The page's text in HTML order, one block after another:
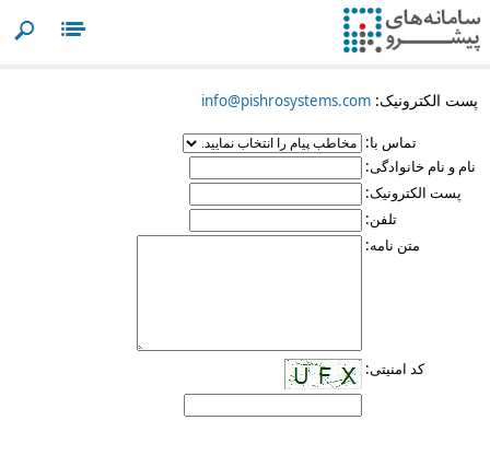
پست الکترونیک:info@pishrosystems.com
تماس با:
نام و نام خانوادگی:
پست الکترونیک:
تلفن:
متن نامه:
کد امنیتی: